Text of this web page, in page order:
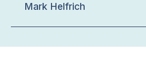
Mark Helfrich